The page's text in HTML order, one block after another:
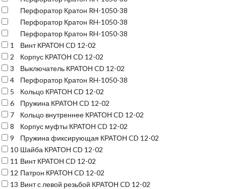
Перфоратор Кратон RH-1050-38
Перфоратор Кратон RH-1050-38
Перфоратор Кратон RH-1050-38
1
Винт КРАТОН CD 12-02
2
Корпус КРАТОН CD 12-02
3
Выключатель КРАТОН CD 12-02
4
Перфоратор Кратон RH-1050-38
5
Кольцо КРАТОН CD 12-02
6
Пружина КРАТОН CD 12-02
7
Кольцо внутреннее КРАТОН CD 12-02
8
Корпус муфты КРАТОН CD 12-02
9
Пружина фиксирующая КРАТОН CD 12-02
10 Шайба КРАТОН CD 12-02
11 Винт КРАТОН CD 12-02
12 Патрон КРАТОН CD 12-02
13 Винт с левой резьбой КРАТОН CD 12-02